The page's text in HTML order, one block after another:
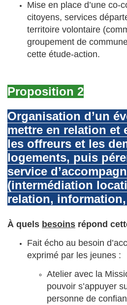
Mise en place d’une co-
citoyens, services
territoire volontaire
groupement de
cette étude-action.
Proposition 2
Organisation d’un
mettre en relation et
les offreurs et les
logements, puis
service
(intermédiation
relation,
À quels besoins répond
Fait écho au besoin
exprimé par les jeunes :
Atelier avec la
pouvoir s’appuyer
personne de